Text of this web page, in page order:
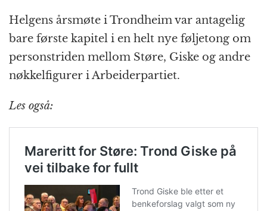
Helgens årsmøte i Trondheim var antagelig
bare første kapitel i en helt nye føljetong om
personstriden mellom Støre, Giske og andre
nøkkelfigurer i Arbeiderpartiet.
Les også: